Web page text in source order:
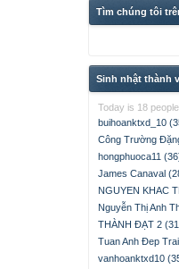
Tìm chúng tôi
Sinh nhật thành
Today is 18
buihoanktxd_10
Công Trường
hongphuoca11
James Canaval
NGUYEN KHAC
Nguyễn Thị Anh
THÀNH ĐẠT 2
Tuan Anh Đep
vanhoanktxd10